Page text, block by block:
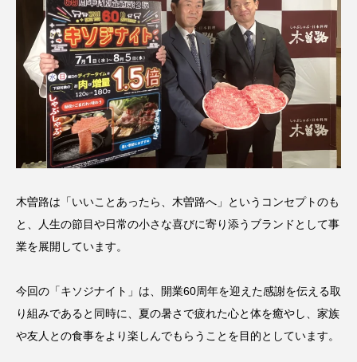
木曽路は「いいことあったら、木曽路へ」というコンセプトのも
と、人生の節目や日常の小さな喜びに寄り添うブランドとして事
業を展開しています。
今回の「キソジナイト」は、開業60周年を迎えた感謝を伝える取
り組みであると同時に、夏の暑さで疲れた心と体を癒やし、家族
や友人との食事をより楽しんでもらうことを目的としています。